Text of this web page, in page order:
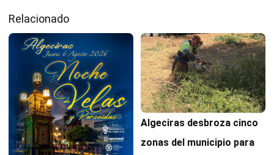
Relacionado
Algeciras desbroza cinco
zonas del municipio para